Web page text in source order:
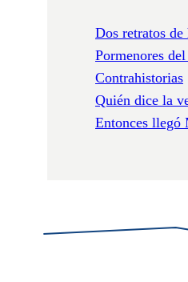
Dos retratos de
Pormenores
Contrahistorias
Quién dice la
Entonces llegó